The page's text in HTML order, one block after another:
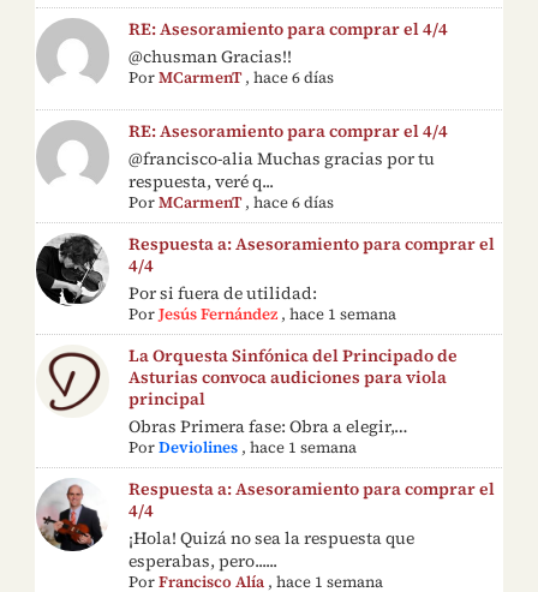
RE: Asesoramiento para comprar el 4/4
@chusman Gracias!!
PorMCarmenT,hace 6 días
RE: Asesoramiento para comprar el 4/4
@francisco-alia Muchas gracias por tu
respuesta, veré q...
PorMCarmenT,hace 6 días
Respuesta a: Asesoramiento para comprar el
4/4
Por si fuera de utilidad:
PorJesús Fernández ,hace 1 semana
La Orquesta Sinfónica del Principado de
Asturias convoca audiciones para viola
principal
Obras Primera fase: Obra a elegir,…
PorDeviolines ,hace 1 semana
Respuesta a: Asesoramiento para comprar el
4/4
¡Hola! Quizá no sea la respuesta que
esperabas, pero......
PorFrancisco Alía ,hace 1 semana